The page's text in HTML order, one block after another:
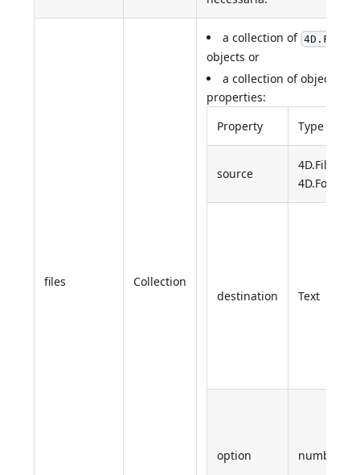
files Collection
a collection of 4D.File
objects or
a collection of objects
properties:
Property
Type
source
4D.File or
4D.Folder
destination Text
option number